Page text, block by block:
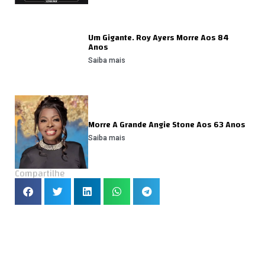
Um Gigante. Roy Ayers Morre Aos 84
Anos
Saiba mais
Morre A Grande Angie Stone Aos 63 Anos
Saiba mais
Compartilhe